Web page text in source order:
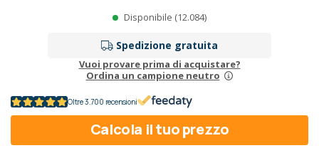
Disponibile (12.084)
Spedizione gratuita
Vuoi provare prima di acquistare?
Ordina un campione neutro
Oltre 3.700 recensioni
Calcola il tuo prezzo